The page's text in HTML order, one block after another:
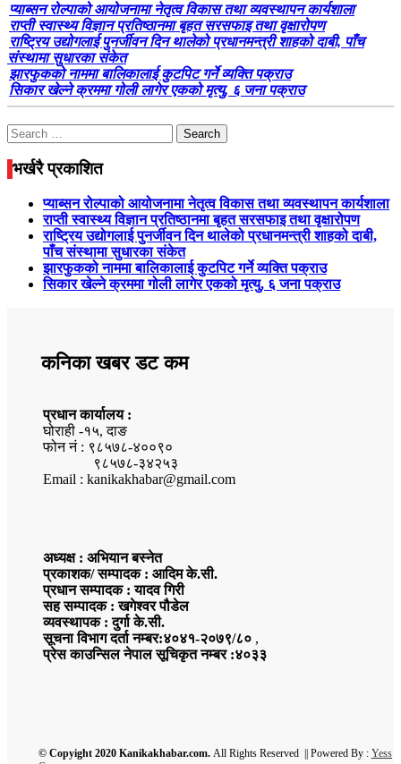
प्याब्सन रोल्पाको आयोजनामा नेतृत्व विकास तथा व्यवस्थापन कार्यशाला
राप्ती स्वास्थ्य विज्ञान प्रतिष्ठानमा बृहत सरसफाइ तथा वृक्षारोपण
राष्ट्रिय उद्योगलाई पुनर्जीवन दिन थालेको प्रधानमन्त्री शाहको दाबी, पाँच
संस्थामा सुधारका संकेत
झारफुकको नाममा बालिकालाई कुटपिट गर्ने व्यक्ति पक्राउ
सिकार खेल्ने क्रममा गोली लागेर एकको मृत्यु, ६ जना पक्राउ
Search
for:
भर्खरै प्रकाशित
प्याब्सन रोल्पाको आयोजनामा नेतृत्व विकास तथा व्यवस्थापन कार्यशाला
राप्ती स्वास्थ्य विज्ञान प्रतिष्ठानमा बृहत सरसफाइ तथा वृक्षारोपण
राष्ट्रिय उद्योगलाई पुनर्जीवन दिन थालेको प्रधानमन्त्री शाहको दाबी,
पाँच संस्थामा सुधारका संकेत
झारफुकको नाममा बालिकालाई कुटपिट गर्ने व्यक्ति पक्राउ
सिकार खेल्ने क्रममा गोली लागेर एकको मृत्यु, ६ जना पक्राउ
कनिका खबर डट कम
प्रधान कार्यालय :
घोराही -१५, दाङ
फोन नं : ९८५७८-४००९०
९८५७८-३४२५३
Email : kanikakhabar@gmail.com
अध्यक्ष : अभियान बस्नेत
प्रकाशक/ सम्पादक : आदिम के.सी.
प्रधान सम्पादक : यादव गिरी
सह सम्पादक : खगेश्वर पौडेल
व्यवस्थापक : दुर्गा के.सी.
सूचना विभाग दर्ता नम्बर:४०४१-२०७९/८० ,
प्रेस काउन्सिल नेपाल सूचिकृत नम्बर :४०३३
© Copyight 2020 Kanikakhabar.com. All Rights Reserved || Powered By : Yess